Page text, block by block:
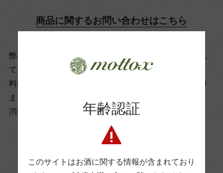
飲み頃温度
ビオ情報・認証機関
サステナブル農法, Equalitas Sustainable Winery
商品に関するお問い合わせはこちら
弊社は、酒類販売業免許をお持ちの販売店様とお取引し
ております。
料飲店様には帳合酒販店様を通して商品を提供しており
ます。
消費者様には酒販店様の紹介をしております
年齢認証
このサイトはお酒に関する情報が含まれており